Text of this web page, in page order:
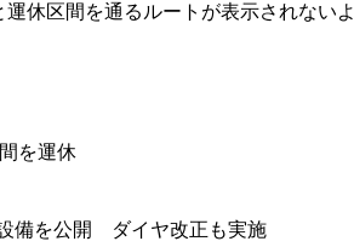
休区間を通るルートが表示されないよ
を運休
備を公開 ダイヤ改正も実施